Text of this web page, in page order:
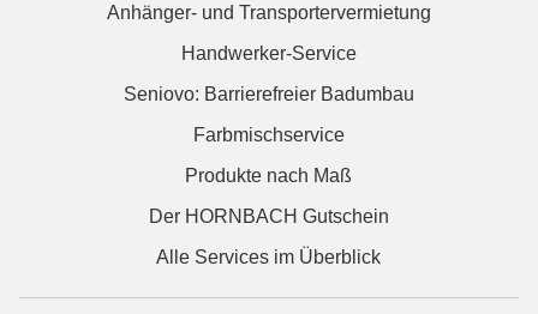
Anhänger- und Transportervermietung
Handwerker-Service
Seniovo: Barrierefreier Badumbau
Farbmischservice
Produkte nach Maß
Der HORNBACH Gutschein
Alle Services im Überblick